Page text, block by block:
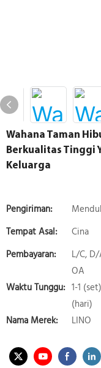
Wahana Taman
Berkualitas Tinggi
Keluarga
Pengiriman:
Tempat Asal:
Cina
Pembayaran:
L/C,
OA
Waktu Tunggu: 1-1
(hari)
Nama Merek:
LINO